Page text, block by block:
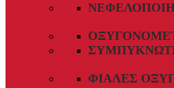
ΦΙΆΛΕΣ